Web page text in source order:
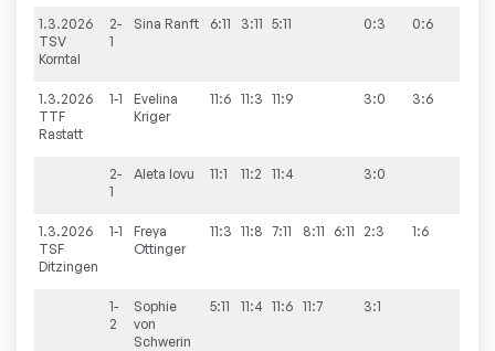
1.3.2026
TSV
Korntal
2-
1
Sina Ranft 6:11 3:11 5:11 0:3 0:6
1.3.2026
TTF
Rastatt
1-1
Evelina
Kriger
11:6 11:3 11:9 3:0 3:6
2-
1
Aleta Iovu 11:1 11:2 11:4 3:0
1.3.2026
TSF
Ditzingen
1-1
Freya
Ottinger
11:3 11:8 7:11 8:11 6:11 2:3 1:6
1-
2
Sophie
von
Schwerin
5:11 11:4 11:6 11:7 3:1